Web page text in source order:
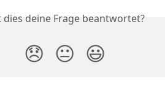
dies deine Frage beantwortet?
😞 😐 😃